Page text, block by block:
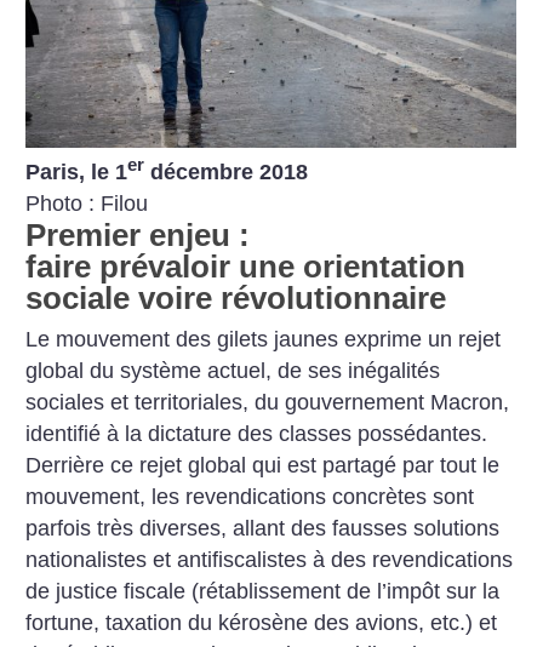
Paris, le 1er décembre 2018
Photo : Filou
Premier enjeu :
faire prévaloir une orientation
sociale voire révolutionnaire
Le mouvement des gilets jaunes exprime un rejet
global du système actuel, de ses inégalités
sociales et territoriales, du gouvernement Macron,
identifié à la dictature des classes possédantes.
Derrière ce rejet global qui est partagé par tout le
mouvement, les revendications concrètes sont
parfois très diverses, allant des fausses solutions
nationalistes et antifiscalistes à des revendications
de justice fiscale (rétablissement de l’impôt sur la
fortune, taxation du kérosène des avions, etc.) et